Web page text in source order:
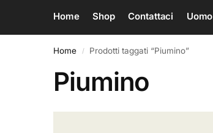
Home Shop Contattaci Uomo
Home / Prodotti taggati “Piumino”
Piumino